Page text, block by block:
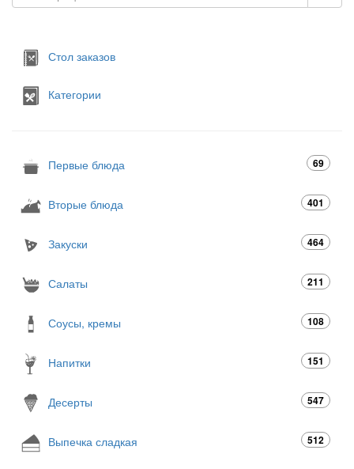
Стол заказов
Категории
Первые блюда 69
Вторые блюда 401
Закуски 464
Салаты 211
Соусы, кремы 108
Напитки 151
Десерты 547
Выпечка сладкая 512